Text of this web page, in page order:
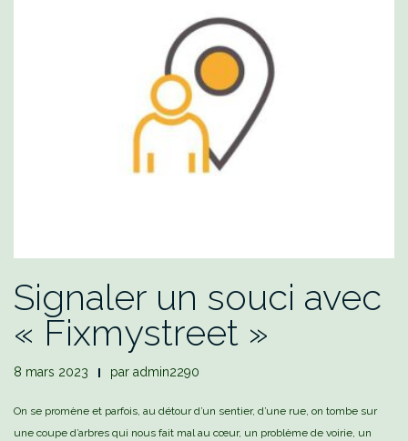
Signaler un souci avec
« Fixmystreet »
8 mars 2023 par admin2290
On se promène et parfois, au détour d’un sentier, d’une rue, on tombe sur
une coupe d’arbres qui nous fait mal au cœur, un problème de voirie, un